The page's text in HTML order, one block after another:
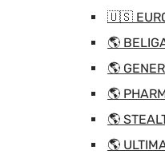
🇺🇸
🌎
🌎
🌎
🌎
🌎